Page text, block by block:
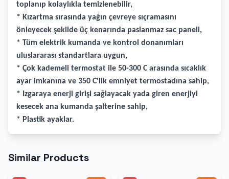
toplanıp kolaylıkla temizlenebilir,
* Kızartma sırasında yağın çevreye sıçramasını
önleyecek şekilde üç kenarında paslanmaz sac paneli,
* Tüm elektrik kumanda ve kontrol donanımları
uluslararası standartlara uygun,
* Çok kademeli termostat ile 50-300 C arasında sıcaklık
ayar imkanına ve 350 C'lik emniyet termostadına sahip,
* Izgaraya enerji girişi sağlayacak yada giren enerjiyi
kesecek ana kumanda şalterine sahip,
* Plastik ayaklar.
Similar Products